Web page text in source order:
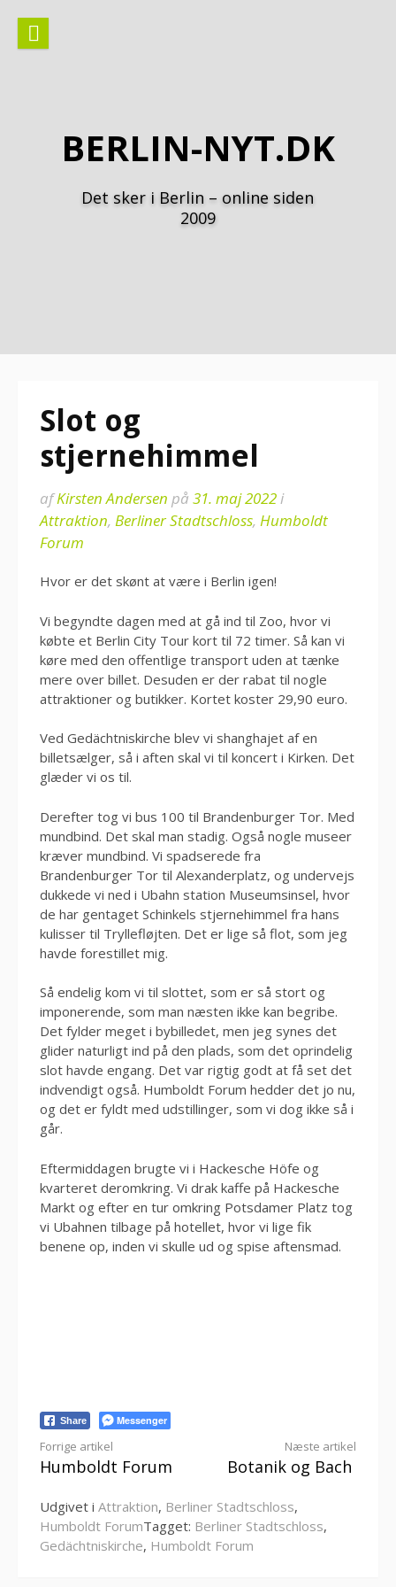
indhold
BERLIN-NYT.DK
Det sker i Berlin – online siden
2009
Slot og
stjernehimmel
afKirsten Andersen på 31. maj 2022i
Attraktion, Berliner Stadtschloss, Humboldt
Forum
Hvor er det skønt at være i Berlin igen!
Vi begyndte dagen med at gå ind til Zoo, hvor vi
købte et Berlin City Tour kort til 72 timer. Så kan vi
køre med den offentlige transport uden at tænke
mere over billet. Desuden er der rabat til nogle
attraktioner og butikker. Kortet koster 29,90 euro.
Ved Gedächtniskirche blev vi shanghajet af en
billetsælger, så i aften skal vi til koncert i Kirken. Det
glæder vi os til.
Derefter tog vi bus 100 til Brandenburger Tor. Med
mundbind. Det skal man stadig. Også nogle museer
kræver mundbind. Vi spadserede fra
Brandenburger Tor til Alexanderplatz, og undervejs
dukkede vi ned i Ubahn station Museumsinsel, hvor
de har gentaget Schinkels stjernehimmel fra hans
kulisser til Tryllefløjten. Det er lige så flot, som jeg
havde forestillet mig.
Så endelig kom vi til slottet, som er så stort og
imponerende, som man næsten ikke kan begribe.
Det fylder meget i bybilledet, men jeg synes det
glider naturligt ind på den plads, som det oprindelig
slot havde engang. Det var rigtig godt at få set det
indvendigt også. Humboldt Forum hedder det jo nu,
og det er fyldt med udstillinger, som vi dog ikke så i
går.
Eftermiddagen brugte vi i Hackesche Höfe og
kvarteret deromkring. Vi drak kaffe på Hackesche
Markt og efter en tur omkring Potsdamer Platz tog
vi Ubahnen tilbage på hotellet, hvor vi lige fik
benene op, inden vi skulle ud og spise aftensmad.
Share Messenger
Læs
Forrige artikel
Humboldt Forum
Næste artikel
Botanik og Bach
Udgivet i Attraktion, Berliner Stadtschloss,
Humboldt ForumTagget: Berliner Stadtschloss,
Gedächtniskirche, Humboldt Forum